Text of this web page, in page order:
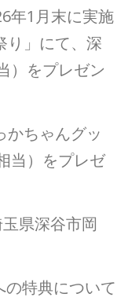
年1月末に実施
り」にて、深
）をプレゼン
ちゃんグッ
当）をプレゼ
県深谷市岡
の特典について